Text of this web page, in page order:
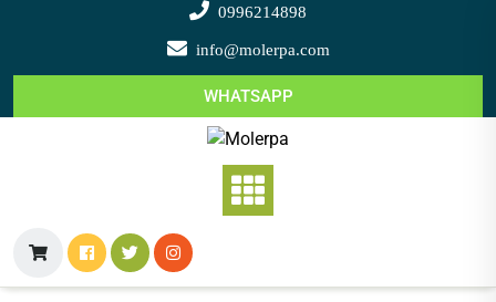
0996214898
info@molerpa.com
WHATSAPP